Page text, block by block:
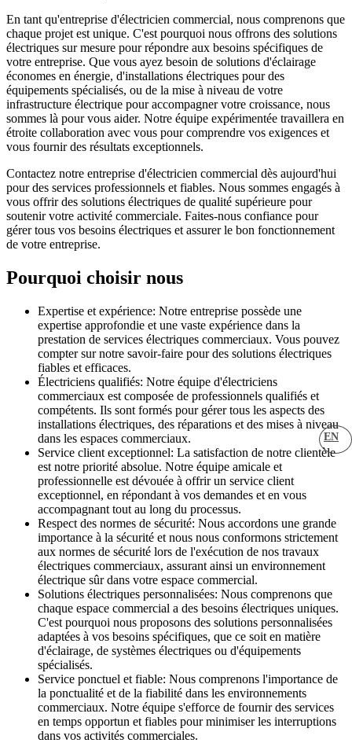
EN
En tant qu'entreprise d'électricien commercial, nous comprenons que
chaque projet est unique. C'est pourquoi nous offrons des solutions
électriques sur mesure pour répondre aux besoins spécifiques de
votre entreprise. Que vous ayez besoin de solutions d'éclairage
économes en énergie, d'installations électriques pour des
équipements spécialisés, ou de la mise à niveau de votre
infrastructure électrique pour accompagner votre croissance, nous
sommes là pour vous aider. Notre équipe expérimentée travaillera en
étroite collaboration avec vous pour comprendre vos exigences et
vous fournir des résultats exceptionnels.
Contactez notre entreprise d'électricien commercial dès aujourd'hui
pour des services professionnels et fiables. Nous sommes engagés à
vous offrir des solutions électriques de qualité supérieure pour
soutenir votre activité commerciale. Faites-nous confiance pour
gérer tous vos besoins électriques et assurer le bon fonctionnement
de votre entreprise.
Pourquoi choisir nous
Expertise et expérience: Notre entreprise possède une
expertise approfondie et une vaste expérience dans la
prestation de services électriques commerciaux. Vous pouvez
compter sur notre savoir-faire pour des solutions électriques
fiables et efficaces.
Électriciens qualifiés: Notre équipe d'électriciens
commerciaux est composée de professionnels qualifiés et
compétents. Ils sont formés pour gérer tous les aspects des
installations électriques, des réparations et des mises à niveau
dans les espaces commerciaux.
Service client exceptionnel: La satisfaction de notre clientèle
est notre priorité absolue. Notre équipe amicale et
professionnelle est dévouée à offrir un service client
exceptionnel, en répondant à vos demandes et en vous
accompagnant tout au long du processus.
Respect des normes de sécurité: Nous accordons une grande
importance à la sécurité et nous nous conformons strictement
aux normes de sécurité lors de l'exécution de nos travaux
électriques commerciaux, assurant ainsi un environnement
électrique sûr dans votre espace commercial.
Solutions électriques personnalisées: Nous comprenons que
chaque espace commercial a des besoins électriques uniques.
C'est pourquoi nous proposons des solutions personnalisées
adaptées à vos besoins spécifiques, que ce soit en matière
d'éclairage, de systèmes électriques ou d'équipements
spécialisés.
Service ponctuel et fiable: Nous comprenons l'importance de
la ponctualité et de la fiabilité dans les environnements
commerciaux. Notre équipe s'efforce de fournir des services
en temps opportun et fiables pour minimiser les interruptions
dans vos activités commerciales.